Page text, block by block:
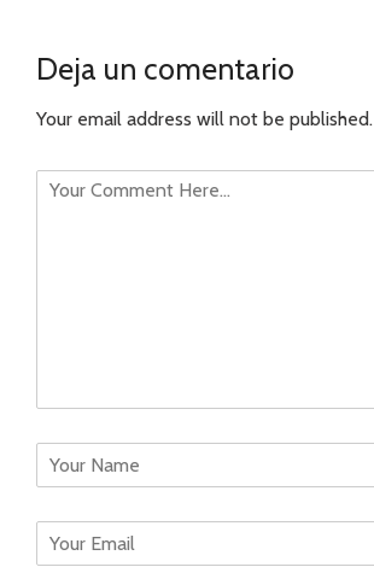
Deja un comentario
Your email address will not be published.